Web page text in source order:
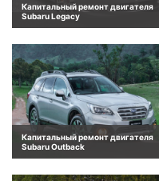
Капитальный ремонт двигателя
Subaru Legacy
Капитальный ремонт двигателя
Subaru Outback